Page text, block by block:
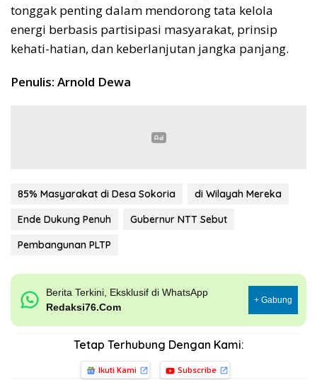
tonggak penting dalam mendorong tata kelola
energi berbasis partisipasi masyarakat, prinsip
kehati-hatian, dan keberlanjutan jangka panjang.
Penulis: Arnold Dewa
85% Masyarakat di Desa Sokoria
di Wilayah Mereka
Ende Dukung Penuh
Gubernur NTT Sebut
Pembangunan PLTP
Berita Terkini, Eksklusif di WhatsApp
Redaksi76.Com
+ Gabung
Tetap Terhubung Dengan Kami:
Ikuti Kami Subscribe